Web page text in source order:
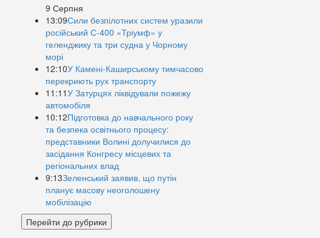
9 Серпня
13:09Сили безпілотних систем уразили
російський С-400 «Тріумф» у
геленджику та три судна у Чорному
морі
12:10У Камені-Каширському тимчасово
перекриють рух транспорту
11:11У Затурцях ліквідували пожежу
автомобіля
10:12Підготовка до навчального року
та безпека освітнього процесу:
представники Волині долучилися до
засідання Конгресу місцевих та
регіональних влад
9:13Зеленський заявив, що путін
планує масову неоголошену
мобілізацію
Перейти до рубрики